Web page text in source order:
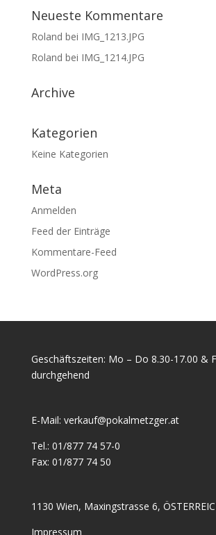
Neueste Kommentare
Roland bei IMG_1213.JPG
Roland bei IMG_1214.JPG
Archive
Kategorien
Keine Kategorien
Meta
Anmelden
Feed der Einträge
Kommentare-Feed
WordPress.org
Geschäftszeiten: Mo – Do 8.30-17.00 &
durchgehend
E-Mail: verkauf@pokalmetzger.at
Tel.: 01/877 74 57-0
Fax: 01/877 74 50
1130 Wien, Maxingstrasse 6,
Impressum